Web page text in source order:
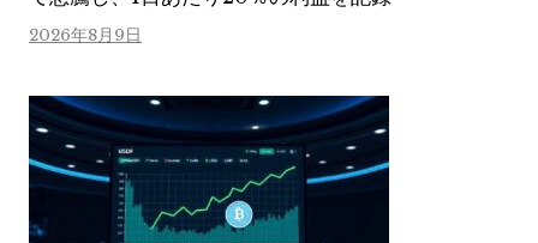
2026年8月9日